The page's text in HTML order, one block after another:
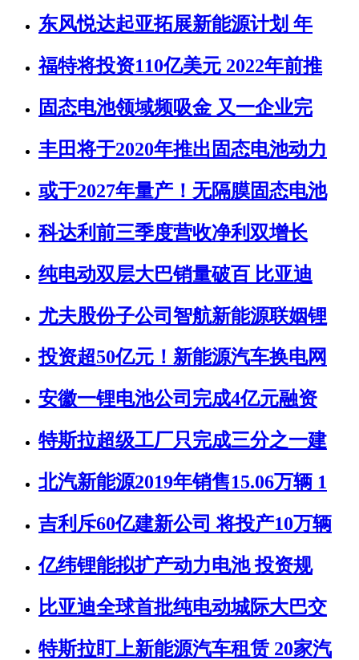
东风悦达起亚拓展新能源计划 年
福特将投资110亿美元 2022年前推
固态电池领域频吸金 又一企业完
丰田将于2020年推出固态电池动力
或于2027年量产！无隔膜固态电池
科达利前三季度营收净利双增长
纯电动双层大巴销量破百 比亚迪
尤夫股份子公司智航新能源联姻锂
投资超50亿元！新能源汽车换电网
安徽一锂电池公司完成4亿元融资
特斯拉超级工厂只完成三分之一建
北汽新能源2019年销售15.06万辆 1
吉利斥60亿建新公司 将投产10万辆
亿纬锂能拟扩产动力电池 投资规
比亚迪全球首批纯电动城际大巴交
特斯拉盯上新能源汽车租赁 20家汽